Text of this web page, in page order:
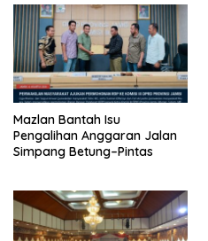
Mazlan Bantah Isu
Pengalihan Anggaran Jalan
Simpang Betung–Pintas